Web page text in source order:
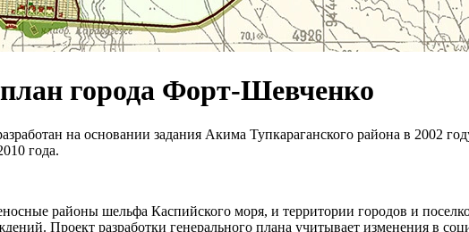
города Форт-Шевченко
на основании задания Акима Тупкараганского района в 2002
года.
районы шельфа Каспийского моря, и территории городов и
Проект разработки генерального плана учитывает изменения в